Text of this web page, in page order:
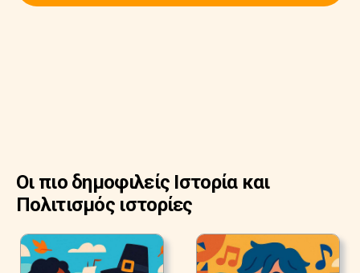
Οι πιο δημοφιλείς Ιστορία και
Πολιτισμός ιστορίες